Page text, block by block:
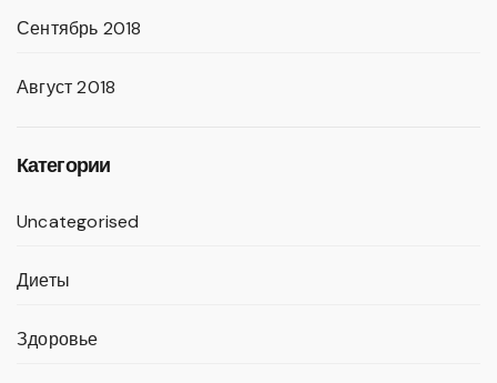
Сентябрь 2018
Август 2018
Категории
Uncategorised
Диеты
Здоровье